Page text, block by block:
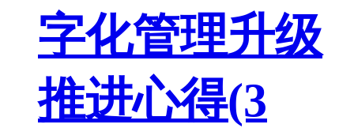
字化管理升级
推进心得(3